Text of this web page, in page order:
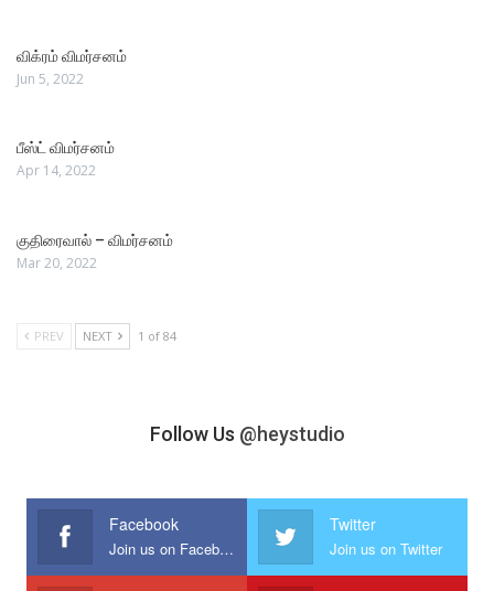
விக்ரம் விமர்சனம்
Jun 5, 2022
பீஸ்ட் விமர்சனம்
Apr 14, 2022
குதிரைவால் – விமர்சனம்
Mar 20, 2022
PREV NEXT 1 of 84
Follow Us @heystudio
Facebook
Join us on Facebook
Twitter
Join us on Twitter